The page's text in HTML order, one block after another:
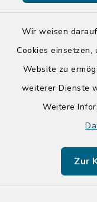
Wir weisen
Cookies
Website zu
weiterer Dienste
Weitere
Zur